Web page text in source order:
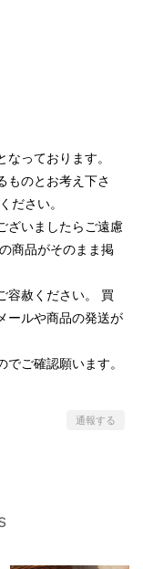
っております。
ものとお考え下さ
ださい。
ざいましたらご遠慮
商品がそのまま掲
容赦ください。 買
ールや商品の発送が
ご確認願います。
通報する